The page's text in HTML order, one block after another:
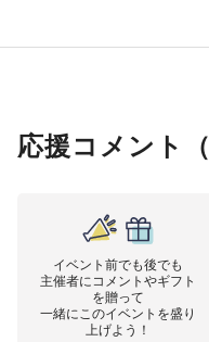
応援コメント（
イベント前でも後でも
主催者にコメントやギフト
を贈って
一緒にこのイベントを盛り
上げよう！